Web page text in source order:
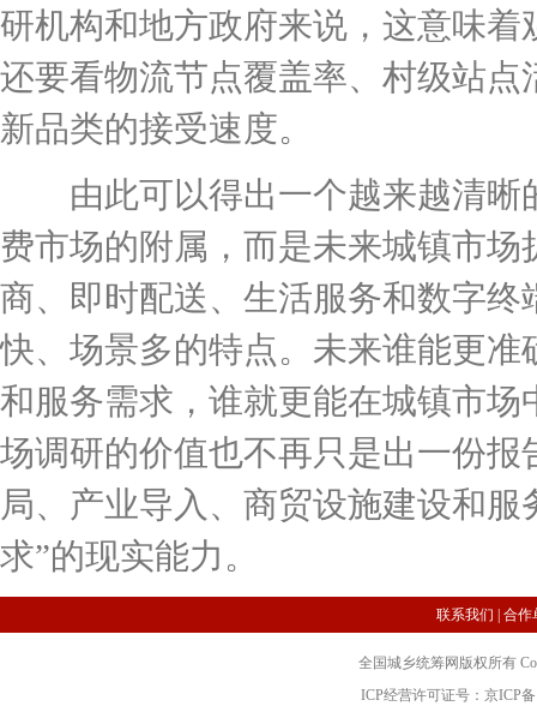
研机构和地方政府来说，这意味
还要看物流节点覆盖率、村级站
新品类的接受速度。
由此可以得出一个越来越清晰
费市场的附属，而是未来城镇市
商、即时配送、生活服务和数字
快、场景多的特点。未来谁能更
和服务需求，谁就更能在城镇市
场调研的价值也不再只是出一份
局、产业导入、商贸设施建设和
求”的现实能力。
联系我们 合作
全国城乡统筹网版权所有
ICP经营许可证号：京ICP备